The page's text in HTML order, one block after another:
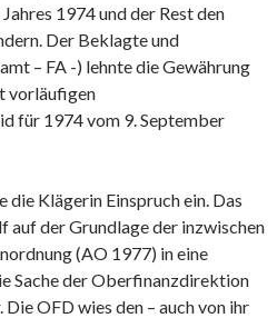
1974 und der Rest den
Der Beklagte und
– FA -) lehnte die Gewährung
vorläufigen
für 1974 vom 9. September
die Klägerin Einspruch ein. Das
auf der Grundlage der inzwischen
(AO 1977) in eine
Sache der Oberfinanzdirektion
OFD wies den – auch von ihr